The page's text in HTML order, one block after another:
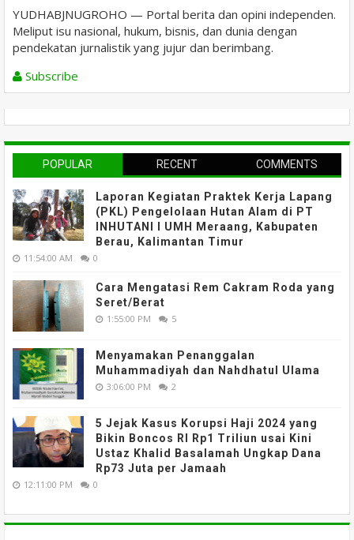
YUDHABJNUGROHO — Portal berita dan opini independen.
Meliput isu nasional, hukum, bisnis, dan dunia dengan
pendekatan jurnalistik yang jujur dan berimbang.
Subscribe
POPULAR RECENT COMMENTS
Laporan Kegiatan Praktek Kerja Lapang
(PKL) Pengelolaan Hutan Alam di PT
INHUTANI I UMH Meraang, Kabupaten
Berau, Kalimantan Timur
11:54:00 AM 0
Cara Mengatasi Rem Cakram Roda yang
Seret/Berat
1:55:00 PM 5
Menyamakan Penanggalan
Muhammadiyah dan Nahdhatul Ulama
3:06:00 PM 2
5 Jejak Kasus Korupsi Haji 2024 yang
Bikin Boncos RI Rp1 Triliun usai Kini
Ustaz Khalid Basalamah Ungkap Dana
Rp73 Juta per Jamaah
12:11:00 PM 0